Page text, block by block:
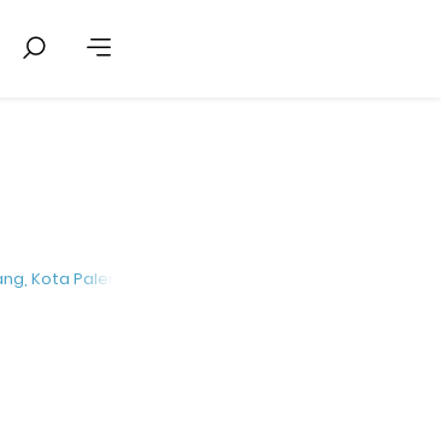
Kota Palembang, Sumatera Selatan, Indonesia